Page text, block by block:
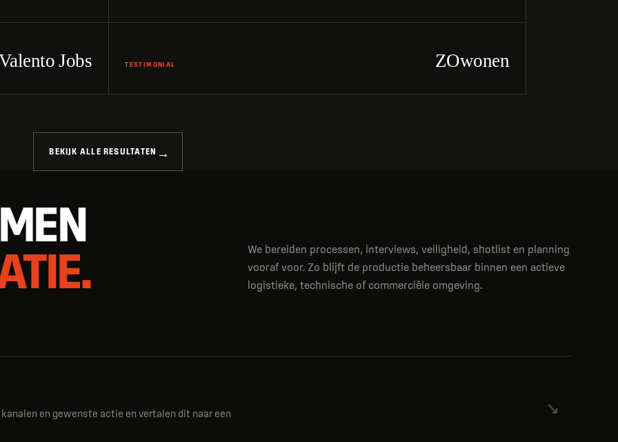
Jobs TESTIMONIAL ZOwonen
BEKIJK ALLE RESULTATEN
We bereiden processen, interviews, veiligheid, shotlist en planning
vooraf voor. Zo blijft de productie beheersbaar binnen een actieve
logistieke, technische of commerciële omgeving.
en gewenste actie en vertalen dit naar een